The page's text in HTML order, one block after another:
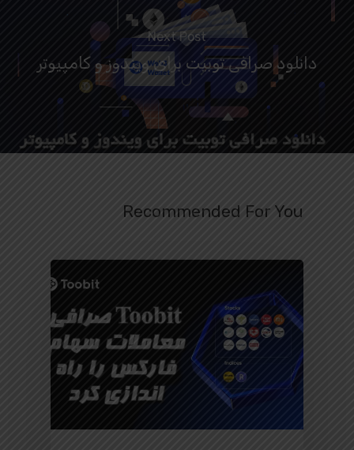
Next Post
دانلود صرافی توبیت برای ویندوز و کامپیوتر
Recommended For You